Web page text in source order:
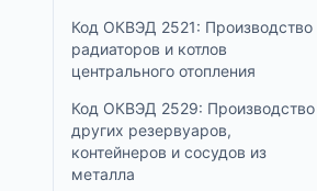
Код ОКВЭД 2521: Производство
радиаторов и котлов
центрального отопления
Код ОКВЭД 2529: Производство
других резервуаров,
контейнеров и сосудов из
металла